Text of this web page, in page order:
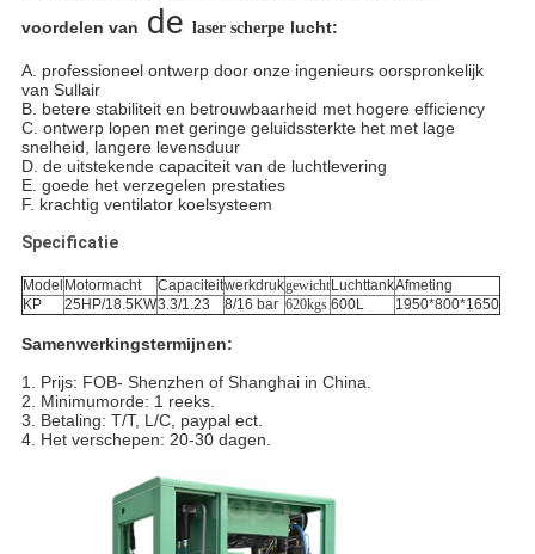
voordelen van de laser scherpe lucht:
A. professioneel ontwerp door onze ingenieurs oorspronkelijk
van Sullair
B. betere stabiliteit en betrouwbaarheid met hogere efficiency
C. ontwerp lopen met geringe geluidssterkte het met lage
snelheid, langere levensduur
D. de uitstekende capaciteit van de luchtlevering
E. goede het verzegelen prestaties
F. krachtig ventilator koelsysteem
Specificatie
Model Motormacht CapaciteitwerkdrukgewichtLuchttankAfmeting
KP
25HP/18.5KW3.3/1.23 8/16 bar 620kgs 600L 1950*800*1650
Samenwerkingstermijnen:
1. Prijs: FOB- Shenzhen of Shanghai in China.
2. Minimumorde: 1 reeks.
3. Betaling: T/T, L/C, paypal ect.
4. Het verschepen: 20-30 dagen.